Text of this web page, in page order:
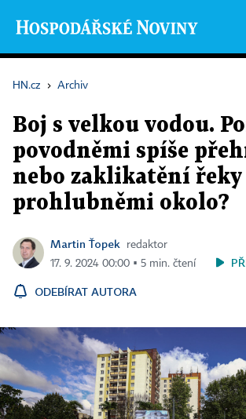
HN.cz › Archiv
Boj s velkou vodou.
povodněmi spíše
nebo zaklikatění řeky
prohlubněmi okolo?
Martin Ťopek
redaktor
17. 9. 2024 00:00 ▪ 5 min. čtení
ODEBÍRAT AUTORA